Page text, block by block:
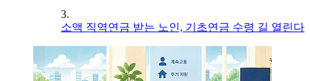
3.
소액 직역연금 받는 노인, 기초연금 수령 길 열린다